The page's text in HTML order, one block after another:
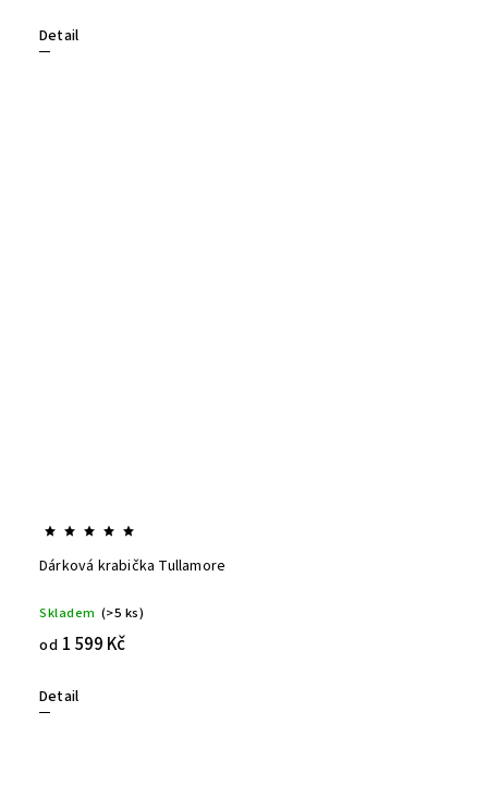
Detail
Dárková krabička Tullamore
Skladem (>5 ks)
od 1 599 Kč
Detail